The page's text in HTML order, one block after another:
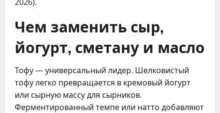
Чем заменить сыр,
йогурт, сметану и масло
Тофу — универсальный лидер. Шелковистый
тофу легко превращается в кремовый йогурт
или сырную массу для сырников.
Ферментированный темпе или натто добавляют